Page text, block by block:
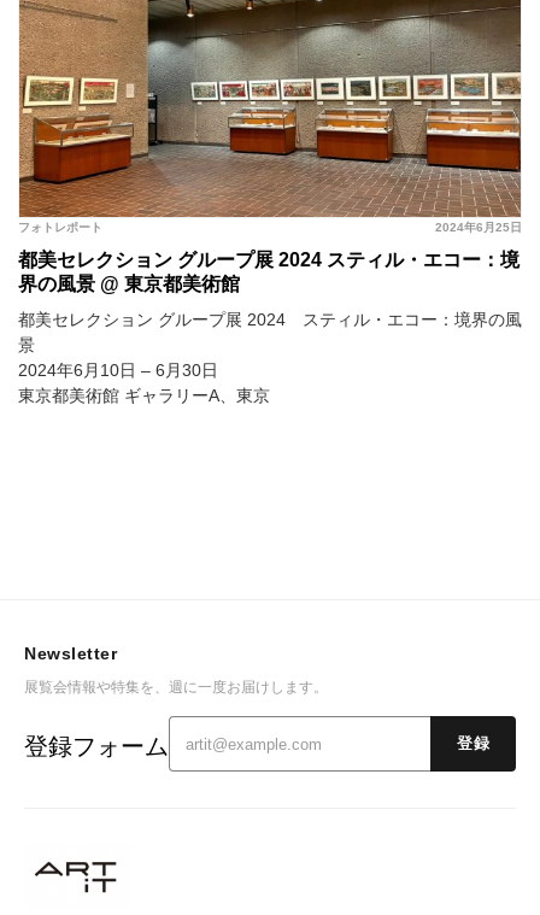
2024年6月25日
フォトレポート
都美セレクション グループ展 2024 スティル・エコー：境
界の風景 @ 東京都美術館
都美セレクション グループ展 2024 スティル・エコー：境界の風
景
2024年6月10日 – 6月30日
東京都美術館 ギャラリーA、東京
Newsletter
展覧会情報や特集を、週に一度お届けします。
登録フォーム 登録